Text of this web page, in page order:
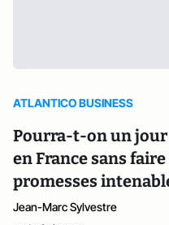
ATLANTICO BUSINESS
Pourra-t-on un
en France sans faire
promesses
Jean-Marc Sylvestre